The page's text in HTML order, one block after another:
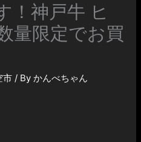
！神戸牛 ヒ
量限定でお買
市 / Byかんべちゃん